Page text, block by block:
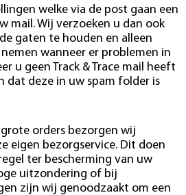
welke via de post gaan een
mail. Wij verzoeken u dan ook
gaten te houden en alleen
wanneer er problemen in
u geen Track & Trace mail heeft
dat deze in uw spam folder is
orders bezorgen wij
eigen bezorgservice. Dit doen
ter bescherming van uw
uitzondering of bij
zijn wij genoodzaakt om een